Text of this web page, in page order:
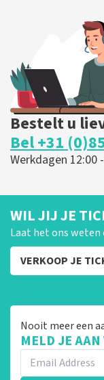
Bestelt u
Bel +31
Werkdagen 12:00
WIL JIJ JE
Laat het ons weten
VERKOOP JE
Nooit meer een
MELD JE